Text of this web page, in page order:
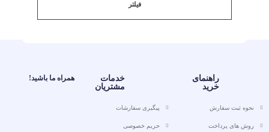
فیلتر
راهنمای
خرید
نحوه ثبت سفارش
روش های پرداخت
خدمات
مشتریان
پیگیری سفارشات
حریم خصوصی
همراه ما باشید!